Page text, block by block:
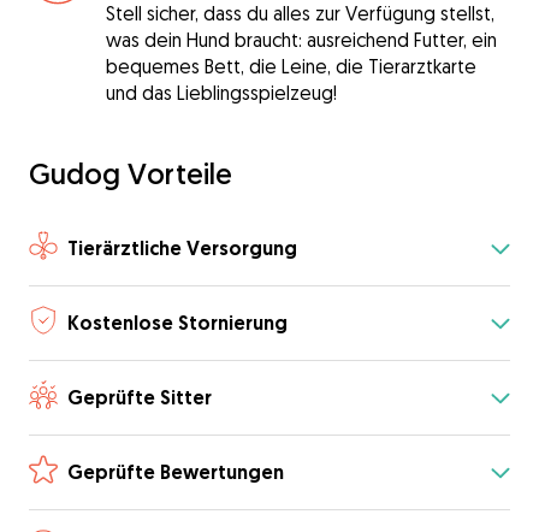
Stell sicher, dass du alles zur Verfügung stellst,
was dein Hund braucht: ausreichend Futter, ein
bequemes Bett, die Leine, die Tierarztkarte
und das Lieblingsspielzeug!
Gudog Vorteile
Tierärztliche Versorgung
Kostenlose Stornierung
Geprüfte Sitter
Geprüfte Bewertungen